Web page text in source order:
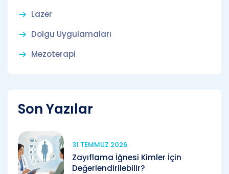
Lazer
Dolgu Uygulamaları
Mezoterapi
Son Yazılar
31 TEMMUZ 2026
Zayıflama İğnesi Kimler İçin
Değerlendirilebilir?